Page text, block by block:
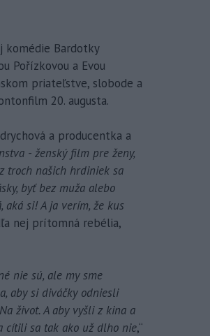
komédie Bardotky
Pořízkovou a Evou
priateľstve, slobode a
20. augusta.
a producentka a
- ženský film pre ženy,
troch našich hrdiniek sa
byť bez muža alebo
si! A ja verím, že kus
nej prítomná rebélia,
nie sú, ale my sme
aby si diváčky odniesli
život. A aby vyšli z kina a
cítili sa tak ako už dlho nie,“